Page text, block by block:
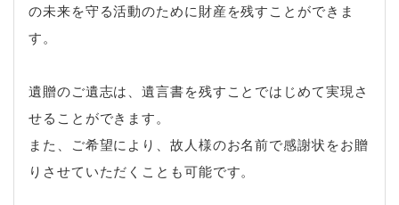
の未来を守る活動のために財産を残すことができま
す。
遺贈のご遺志は、遺言書を残すことではじめて実現さ
せることができます。
また、ご希望により、故人様のお名前で感謝状をお贈
りさせていただくことも可能です。